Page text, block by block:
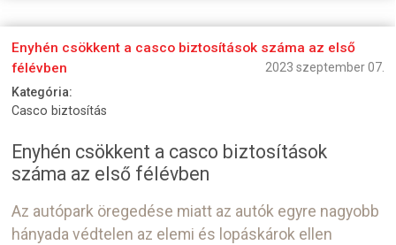
Enyhén csökkent a casco biztosítások száma az első
félévben
2023 szeptember 07.
Kategória:
Casco biztosítás
Enyhén csökkent a casco biztosítások
száma az első félévben
Az autópark öregedése miatt az autók egyre nagyobb
hányada védtelen az elemi és lopáskárok ellen